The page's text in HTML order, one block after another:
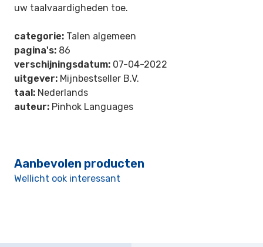
uw taalvaardigheden toe.
categorie: Talen algemeen
pagina's: 86
verschijningsdatum: 07-04-2022
uitgever: Mijnbestseller B.V.
taal: Nederlands
auteur: Pinhok Languages
Aanbevolen producten
Wellicht ook interessant